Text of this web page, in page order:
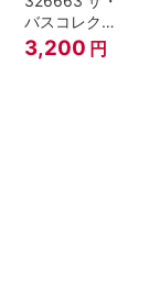
バスコレクシ
ョン 西日本鉄
道・九州産交
3,200 円